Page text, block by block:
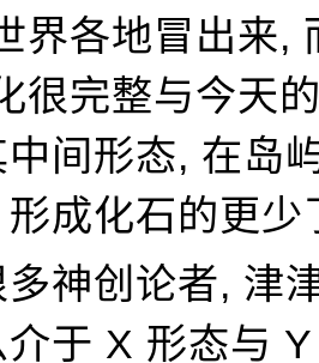
界各地冒出来,
很完整与今天
间形态, 在岛
成化石的更少
神创论者, 津
于 X 形态与